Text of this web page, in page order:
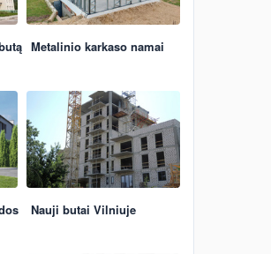
Metalinio karkaso namai
Nauji butai Vilniuje